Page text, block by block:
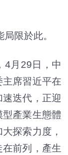
限於此。
4月29日，中
席習近平在
速迭代，正迎
產業生態體
探索力度，
前列，產生